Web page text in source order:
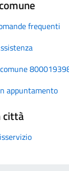
frequenti
appuntamento
città